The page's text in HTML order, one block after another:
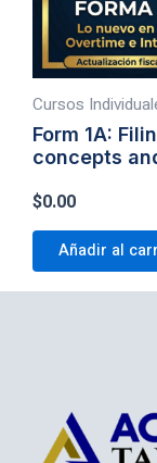
Cursos
Form 1A:
concepts
$0.00
Añadir al